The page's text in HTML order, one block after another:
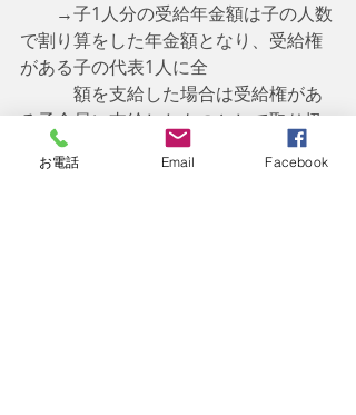
→子1人分の受給年金額は子の人数
で割り算をした年金額となり、受給権
がある子の代表1人に全
額を支給した場合は受給権があ
る子全員に支給したものとして取り扱
うこととなっております。
こちらも簡単に言えば、「子供
お電話 Email Facebook